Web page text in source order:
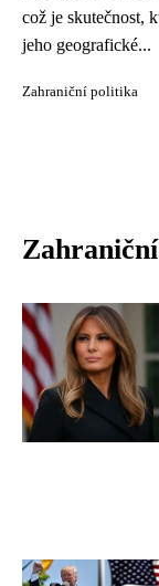
což je skutečnost,
jeho geografické...
Zahraniční politika